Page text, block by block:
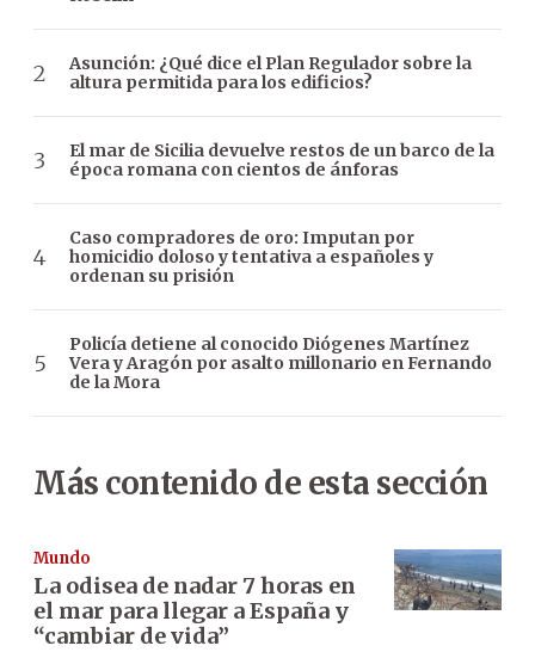
Asunción: ¿Qué dice el Plan Regulador sobre la
altura permitida para los edificios?
El mar de Sicilia devuelve restos de un barco de la
época romana con cientos de ánforas
Caso compradores de oro: Imputan por
homicidio doloso y tentativa a españoles y
ordenan su prisión
Policía detiene al conocido Diógenes Martínez
Vera y Aragón por asalto millonario en Fernando
de la Mora
Más contenido de esta sección
Mundo
La odisea de nadar 7 horas en
el mar para llegar a España y
“cambiar de vida”